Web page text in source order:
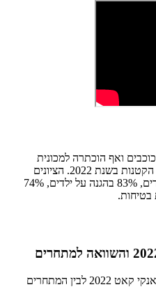
אורה פאנקי קאט קיבלה דירוג של 5 כוכבים ואף הוכתרה למכונית
הבטוחה ביותר בסגמנט המשפחתיות הקטנות בשנת 2022. הציונים
גבוהים במיוחד: 92% בהגנה על מבוגרים, 83% בהגנה על ילדים, 74%
השוואת רמות הגימור של אורה 03 פאנקי קאט 2022 לבין המתחרים